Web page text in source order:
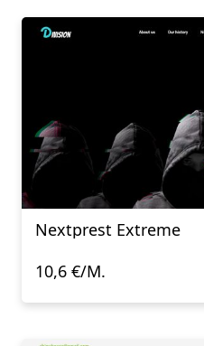
Nextprest Extreme
10,6 €/M.